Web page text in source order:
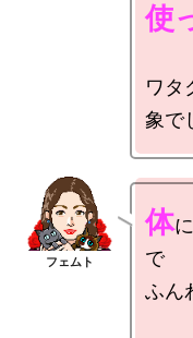
使
ワタ
体
で
ふん